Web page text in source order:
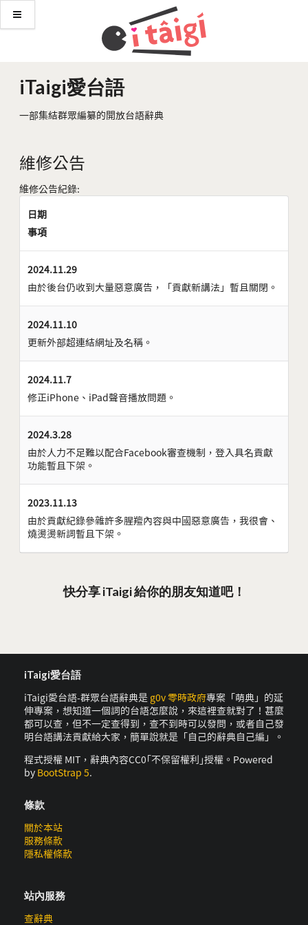
iTaigi愛台語
一部集結群眾編纂的開放台語辭典
維修公告
維修公告紀錄:
日期
事項
2024.11.29
由於後台仍收到大量惡意廣告，「貢獻新講法」暫且關閉。
2024.11.10
更新外部超連結網址及名稱。
2024.11.7
修正iPhone、iPad聲音播放問題。
2024.3.28
由於人力不足難以配合Facebook審查機制，登入具名貢獻
功能暫且下架。
2023.11.13
由於貢獻紀錄參雜許多腥羶內容與中國惡意廣告，我很會、
燒燙燙新詞暫且下架。
快分享 iTaigi 給你的朋友知道吧！
iTaigi愛台語
iTaigi愛台語-群眾台語辭典是 g0v 零時政府專案「萌典」的延
伸專案，想知道一個詞的台語怎麼說，來這裡查就對了！甚麼
都可以查，但不一定查得到，查不到時可以發問，或者自己發
明台語講法貢獻給大家，簡單說就是「自己的辭典自己編」。
程式授權 MIT，辭典內容CC0｢不保留權利｣授權。Powered
by BootStrap 5.
條款
關於本站
服務條款
隱私權條款
站內服務
查辭典